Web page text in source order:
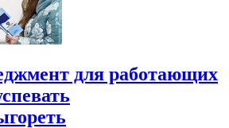
для работающих